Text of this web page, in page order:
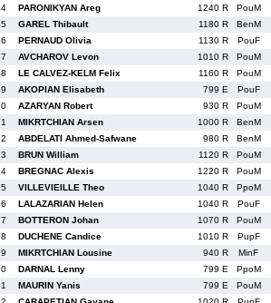
PARONIKYAN Areg 1240 R
PouM
GAREL Thibault 1180 R
BenM
PERNAUD Olivia 1130 R
PouF
AVCHAROV Levon 1010 R
PouM
LE CALVEZ-KELM Felix 1160 R
PouM
AKOPIAN Elisabeth 799 E
PouF
AZARYAN Robert 930 R
PouM
MIKRTCHIAN Arsen 1000 R
BenM
ABDELATI Ahmed-Safwane 980 R
BenM
BRUN William 1120 R
PouM
BREGNAC Alexis 1220 R
PouM
VILLEVIEILLE Theo 1040 R
PpoM
LALAZARIAN Helen 1040 R
PouF
BOTTERON Johan 1070 R
PouM
DUCHENE Candice 1010 R
PupF
MIKRTCHIAN Lousine 940 R
MinF
DARNAL Lenny 799 E
PpoM
MAURIN Yanis 799 E
PouM